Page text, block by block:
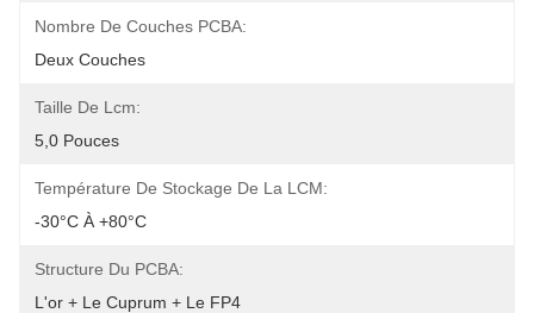
Nombre De Couches PCBA:
Deux Couches
Taille De Lcm:
5,0 Pouces
Température De Stockage De La LCM:
-30°C À +80°C
Structure Du PCBA:
L'or + Le Cuprum + Le FP4